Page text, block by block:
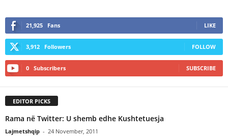
21,925 Fans LIKE
3,912 Followers FOLLOW
0 Subscribers SUBSCRIBE
EDITOR PICKS
Rama në Twitter: U shemb edhe Kushtetuesja
Lajmetshqip - 24 November, 2011